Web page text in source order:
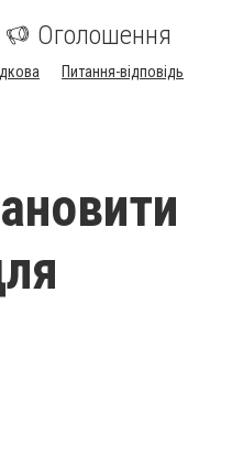
Оголошення
Питання-відповідь